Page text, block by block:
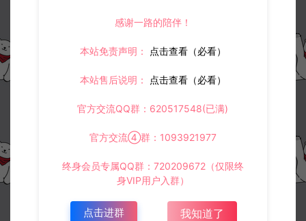
感谢一路的陪伴！
本站免责声明： 点击查看（必看）
本站售后说明： 点击查看（必看）
官方交流QQ群：620517548(已满)
官方交流④群：1093921977
终身会员专属QQ群：720209672（仅限终
身VIP用户入群）
点击进群 我知道了